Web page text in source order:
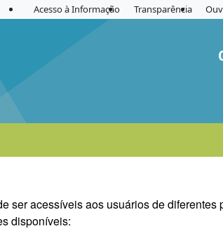
Acesso à Informação Transparência
ser acessíveis aos usuários de
disponíveis: